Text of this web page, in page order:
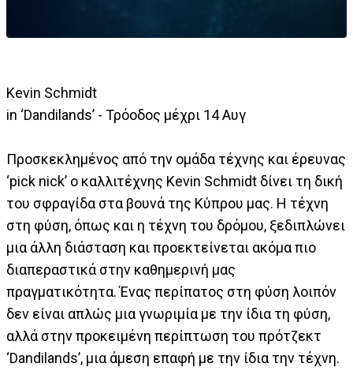
Kevin Schmidt
in ‘Dandilands’ - Τρόοδος μέχρι 14 Αυγ
Προσκεκλημένος από την ομάδα τέχνης και έρευνας
‘pick nick’ ο καλλιτέχνης Kevin Schmidt δίνει τη δική
του σφραγίδα στα βουνά της Κύπρου μας. Η τέχνη
στη φύση, όπως και η τέχνη του δρόμου, ξεδιπλώνει
μια άλλη διάσταση και προεκτείνεται ακόμα πιο
διαπεραστικά στην καθημερινή μας
πραγματικότητα. Ένας περίπατος στη φύση λοιπόν
δεν είναι απλώς μια γνωριμία με την ίδια τη φύση,
αλλά στην προκειμένη περίπτωση του πρότζεκτ
‘Dandilands’, μια άμεση επαφή με την ίδια την τέχνη.